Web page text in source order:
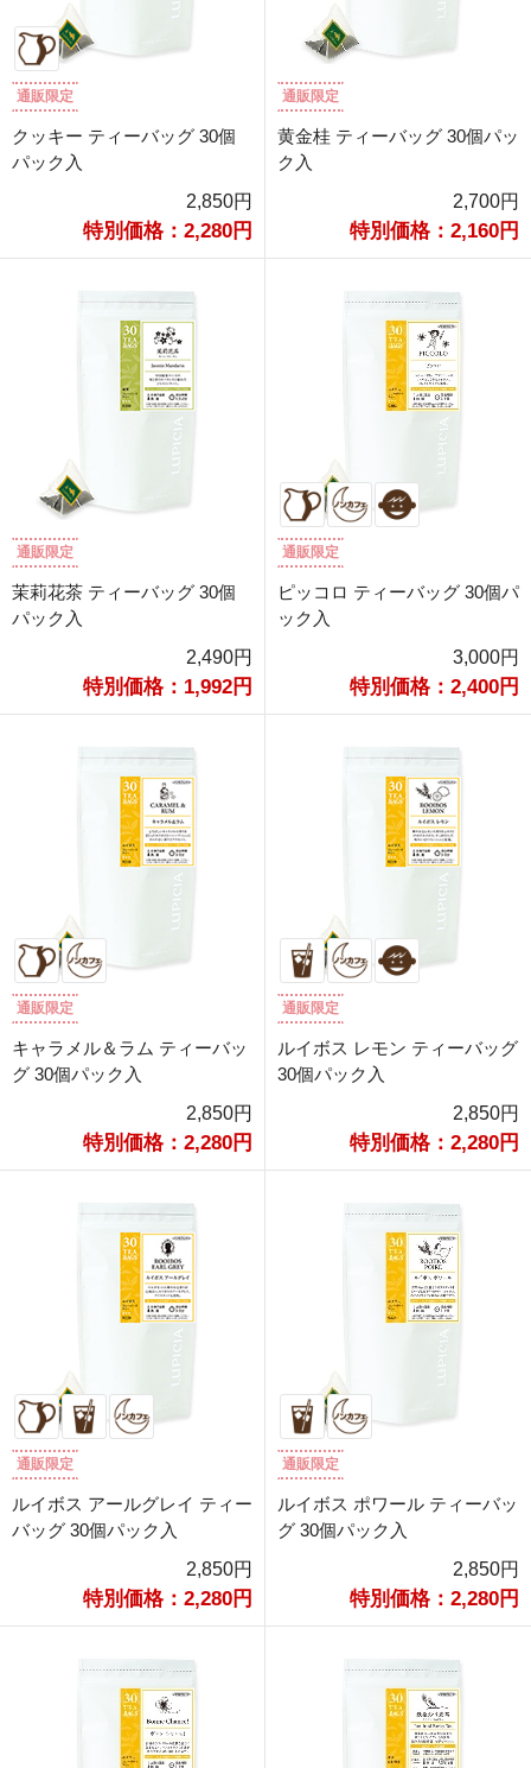
通販限定
クッキー ティーバッグ 30個
パック入
2,850円
特別価格：2,280円
通販限定
黄金桂 ティーバッグ 30個パッ
ク入
2,700円
特別価格：2,160円
通販限定
茉莉花茶 ティーバッグ 30個
パック入
2,490円
特別価格：1,992円
通販限定
ピッコロ ティーバッグ 30個パ
ック入
3,000円
特別価格：2,400円
通販限定
キャラメル＆ラム ティーバッ
グ 30個パック入
2,850円
特別価格：2,280円
通販限定
ルイボス レモン ティーバッグ
30個パック入
2,850円
特別価格：2,280円
通販限定
ルイボス アールグレイ ティー
バッグ 30個パック入
2,850円
特別価格：2,280円
通販限定
ルイボス ポワール ティーバッ
グ 30個パック入
2,850円
特別価格：2,280円